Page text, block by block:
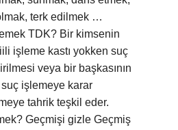
terk edilmek …
TDK? Bir kimsenin
işleme kastı yokken suç
veya bir başkasının
işlemeye karar
tahrik teşkil eder.
Geçmişi gizle Geçmiş